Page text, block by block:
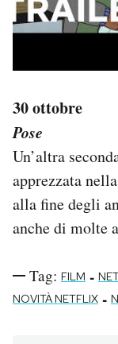
30 ottobre
Pose
Un’altra
apprezzata
alla fine degli
anche di molte
Tag: FILM -
NOVITÀ NETFLIX -